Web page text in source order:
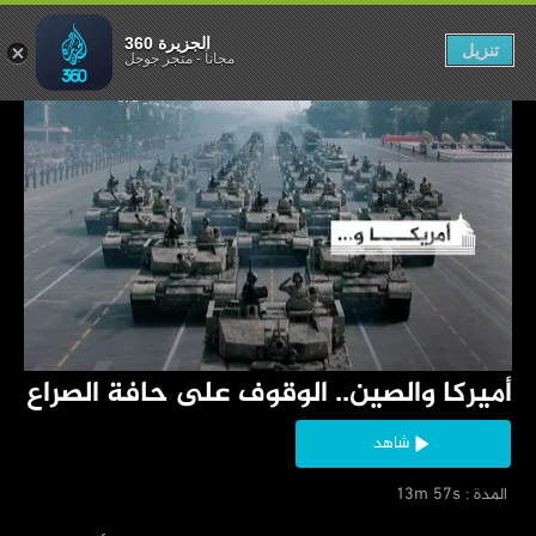
‏أميركا والصين.. الوقوف على حافة الصراع
شاهد
‏ المدة : 13m 57s
حافة الصراع
الجزيرة 360
مجاناً-متجر جوجل تنزيل